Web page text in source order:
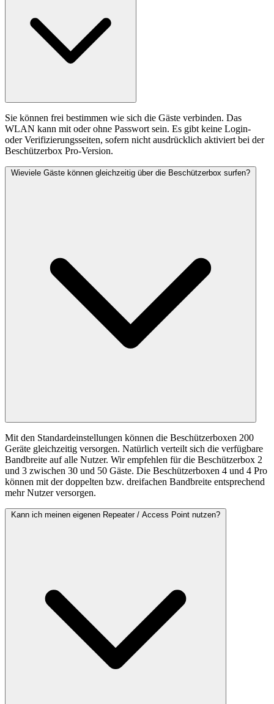
Für Ferienwohnungen
Hilfe-Center
Laufzeit ändern
Sie können frei bestimmen wie sich die Gäste verbinden. Das
WLAN kann mit oder ohne Passwort sein. Es gibt keine Login-
oder Verifizierungsseiten, sofern nicht ausdrücklich aktiviert bei der
Beschützerbox Pro-Version.
Wieviele Gäste können gleichzeitig über die Beschützerbox surfen?
Mit den Standardeinstellungen können die Beschützerboxen 200
Geräte gleichzeitig versorgen. Natürlich verteilt sich die verfügbare
Bandbreite auf alle Nutzer. Wir empfehlen für die Beschützerbox 2
und 3 zwischen 30 und 50 Gäste. Die Beschützerboxen 4 und 4 Pro
können mit der doppelten bzw. dreifachen Bandbreite entsprechend
mehr Nutzer versorgen.
Kann ich meinen eigenen Repeater / Access Point nutzen?